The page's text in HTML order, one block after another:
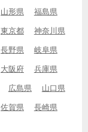
山形県 福島県
東京都 神奈川県
長野県 岐阜県
大阪府 兵庫県
広島県 山口県
佐賀県 長崎県